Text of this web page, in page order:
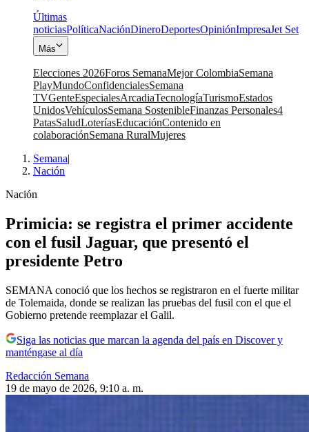
Últimas
noticiasPolíticaNaciónDineroDeportesOpiniónImpresaJet Set
Más
Elecciones 2026Foros SemanaMejor ColombiaSemana
PlayMundoConfidencialesSemana
TVGenteEspecialesArcadiaTecnologíaTurismoEstados
UnidosVehículosSemana SostenibleFinanzas Personales4
PatasSaludLoteríasEducaciónContenido en
colaboraciónSemana RuralMujeres
Semana|
Nación
Nación
Primicia: se registra el primer accidente
con el fusil Jaguar, que presentó el
presidente Petro
SEMANA conoció que los hechos se registraron en el fuerte militar
de Tolemaida, donde se realizan las pruebas del fusil con el que el
Gobierno pretende reemplazar el Galil.
Siga las noticias que marcan la agenda del país en Discover y
manténgase al día
Redacción Semana
19 de mayo de 2026, 9:10 a. m.